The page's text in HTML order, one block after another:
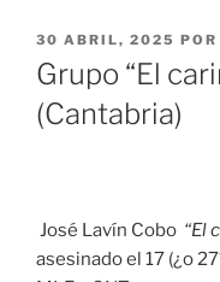
PUBLICADO
EL
30 ABRIL, 2025 POR
Grupo “El
(Cantabria)
José Lavín Cobo “El
asesinado el 17 (¿o